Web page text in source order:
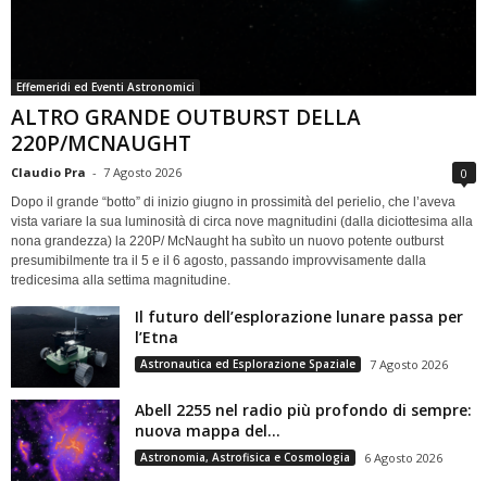
Effemeridi ed Eventi Astronomici
ALTRO GRANDE OUTBURST DELLA
220P/MCNAUGHT
Claudio Pra - 7 Agosto 2026 0
Dopo il grande “botto” di inizio giugno in prossimità del perielio, che l’aveva
vista variare la sua luminosità di circa nove magnitudini (dalla diciottesima alla
nona grandezza) la 220P/ McNaught ha subìto un nuovo potente outburst
presumibilmente tra il 5 e il 6 agosto, passando improvvisamente dalla
tredicesima alla settima magnitudine.
Il futuro dell’esplorazione lunare passa per
l’Etna
Astronautica ed Esplorazione Spaziale 7 Agosto 2026
Abell 2255 nel radio più profondo di sempre:
nuova mappa del...
Astronomia, Astrofisica e Cosmologia 6 Agosto 2026